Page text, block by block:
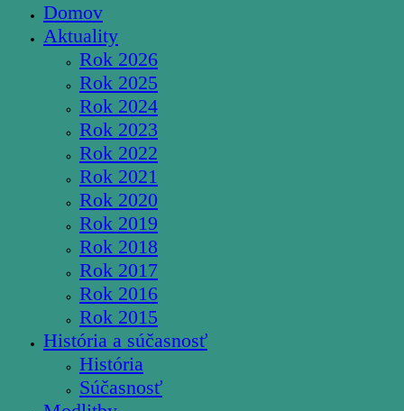
Domov
Aktuality
Rok 2026
Rok 2025
Rok 2024
Rok 2023
Rok 2022
Rok 2021
Rok 2020
Rok 2019
Rok 2018
Rok 2017
Rok 2016
Rok 2015
História a súčasnosť
História
Súčasnosť